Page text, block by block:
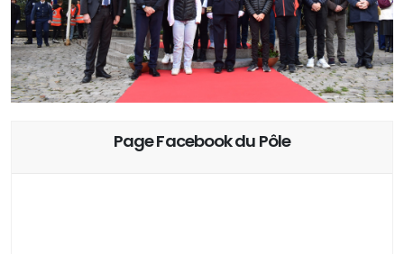
Page Facebook du Pôle